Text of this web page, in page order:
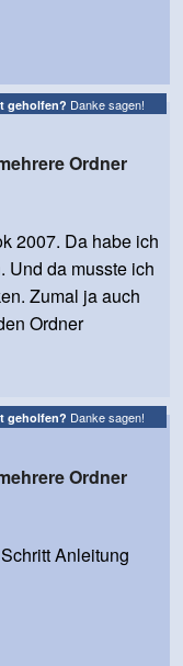
geholfen? Danke sagen!
Ordner
2007. Da habe ich
Und da musste ich
Zumal ja auch
Ordner
geholfen? Danke sagen!
Ordner
Anleitung